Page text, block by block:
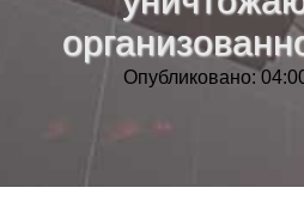
Опубликовано: